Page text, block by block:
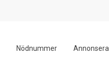
Nödnummer Annonsera